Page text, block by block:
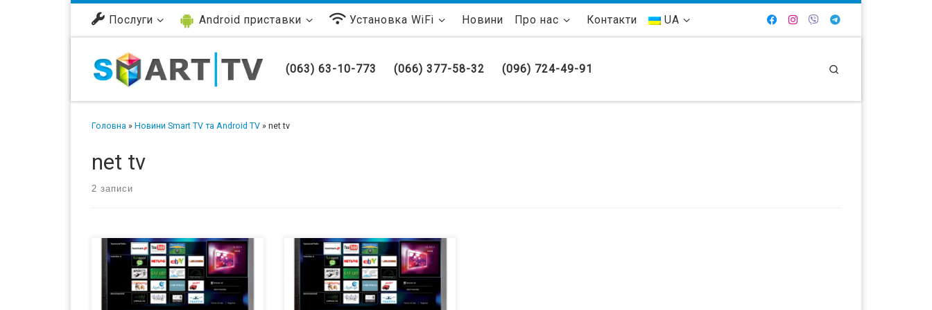
Перейти до вмісту Послуги Android приставки Установка WiFi Новини Про нас Контакти UA
(063) 63-10-773 (066) 377-58-32 (096) 724-49-91
Головна » Новини Smart TV та Android TV » net tv
net tv
2 записи
Владельцы смарт телевизоров Philips
2009 года в Европе потеряют доступ
к приложениям и smart функциям 28
декабря 2017 года. Причиной тому
является улучшение безопасности
Philips введет функцию Net TV в
новые серии телевизоров в
ближайшее время. Net TV позволяет
подключаться к Интернету для
просмотра фильмов, клипов,